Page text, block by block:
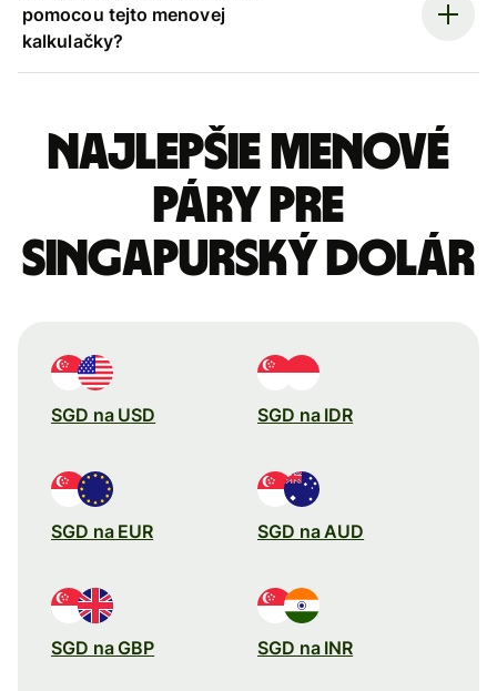
pomocou tejto menovej
kalkulačky?
Najlepšie menové
páry pre
Singapurský dolár
SGD na USD SGD na IDR
SGD na EUR SGD na AUD
SGD na GBP SGD na INR